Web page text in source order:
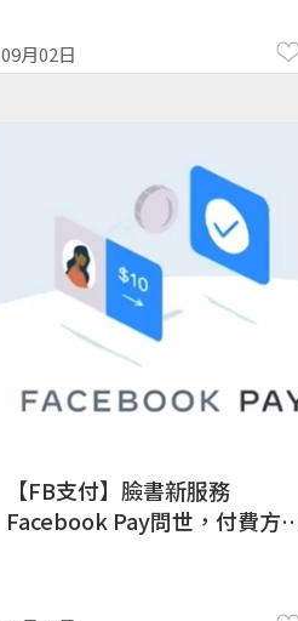
09月02日
【FB支付】臉書新服務
Facebook Pay問世，付費方